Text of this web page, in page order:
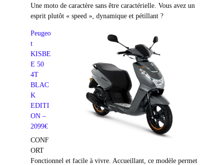
Une moto de caractère sans être caractérielle. Vous avez un
esprit plutôt « speed », dynamique et pétillant ?
Peugeo
t
KISBE
E 50
4T
BLAC
K
EDITI
ON –
2099€
CONF
ORT
Fonctionnel et facile à vivre. Accueillant, ce modèle permet